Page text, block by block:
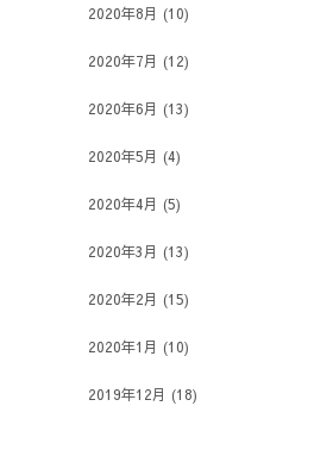
2020年8月 (10)
2020年7月 (12)
2020年6月 (13)
2020年5月 (4)
2020年4月 (5)
2020年3月 (13)
2020年2月 (15)
2020年1月 (10)
2019年12月 (18)